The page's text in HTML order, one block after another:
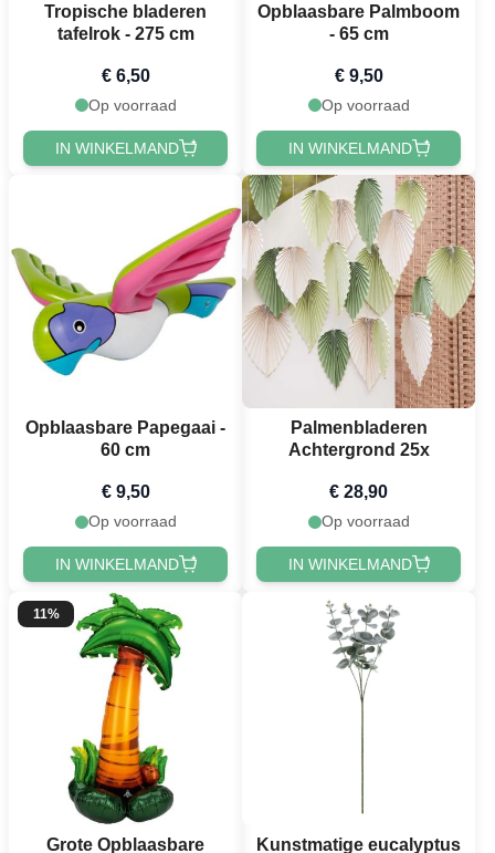
Tropische bladeren
tafelrok - 275 cm
€ 6,50
Op voorraad
IN WINKELMAND
Opblaasbare Palmboom
- 65 cm
€ 9,50
Op voorraad
IN WINKELMAND
Opblaasbare Papegaai -
60 cm
€ 9,50
Op voorraad
IN WINKELMAND
Palmenbladeren
Achtergrond 25x
€ 28,90
Op voorraad
IN WINKELMAND
11%
Grote Opblaasbare
Kunstmatige eucalyptus